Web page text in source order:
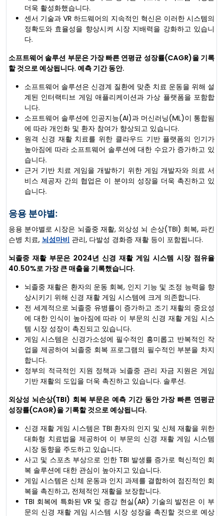
더욱 활성화했습니다.
센서 기술과 VR 하드웨어의 지속적인 혁신은 이러한 시스템의
정확도와 효율성을 향상시켜 시장 지배력을 강화하고 있습니
다.
소프트웨어 솔루션 부문은 가장 빠른 연평균 성장률(CAGR)을 기록
할 것으로 예상됩니다. 예측 기간 동안.
소프트웨어 솔루션은 신경계 질환에 맞춘 치료 운동을 위해 설
계된 인터랙티브 게임 애플리케이션과 가상 플랫폼을 포함합
니다.
소프트웨어 솔루션에 인공지능(AI)과 머신러닝(ML)이 통합됨
에 따라 개인화 및 환자 참여가 향상되고 있습니다.
원격 신경 재활 치료를 위한 클라우드 기반 플랫폼의 인기가
높아짐에 따라 소프트웨어 솔루션에 대한 수요가 증가하고 있
습니다.
근거 기반 치료 게임을 개발하기 위한 게임 개발자와 의료 서
비스 제공자 간의 협업은 이 분야의 성장을 더욱 촉진하고 있
습니다.
응용 분야별:
응용 분야별로 시장은 뇌졸중 재활, 외상성 뇌 손상(TBI) 회복, 파킨
슨병 치료, 뇌성마비 관리, 다발성 경화증 재활 등이 포함됩니다.
뇌졸중 재활 부문은 2024년 신경 재활 게임 시스템 시장 점유율
40.50%로 가장 큰 매출을 기록했습니다.
뇌졸중 재활은 환자의 운동 회복, 인지 기능 및 조정 능력을 향
상시키기 위해 신경 재활 게임 시스템에 크게 의존합니다.
전 세계적으로 뇌졸중 유병률이 증가하고 조기 재활의 중요성
에 대한 인식이 높아짐에 따라 이 부문의 신경 재활 게임 시스
템 시장 성장이 촉진되고 있습니다.
게임 시스템은 신경가소성에 필수적인 흥미롭고 반복적인 작
업을 제공하여 뇌졸중 회복 프로그램의 필수적인 부분을 차지
합니다.
정부의 적극적인 지원 정책과 뇌졸중 관리 자금 지원은 게임
기반 재활의 도입을 더욱 촉진하고 있습니다. 솔루션.
외상성 뇌손상(TBI) 회복 부문은 예측 기간 동안 가장 빠른 연평균
성장률(CAGR)을 기록할 것으로 예상됩니다.
신경 재활 게임 시스템은 TBI 환자의 인지 및 신체 재활을 위한
대화형 치료법을 제공하여 이 부문의 신경 재활 게임 시스템
시장 동향을 주도하고 있습니다.
사고 및 스포츠 부상으로 인한 TBI 발생률 증가로 혁신적인 회
복 솔루션에 대한 관심이 높아지고 있습니다.
게임 시스템은 신체 운동과 인지 과제를 결합하여 점진적인 회
복을 촉진하고, 전체적인 재활을 보장합니다.
TBI 회복에 특화된 VR 및 증강 현실(AR) 기술의 발전은 이 부
문의 신경 재활 게임 시스템 시장 성장을 촉진할 것으로 예상